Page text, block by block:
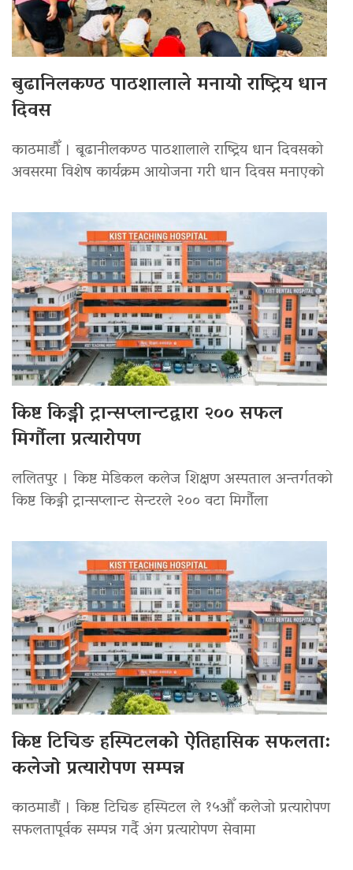
बुढानिलकण्ठ पाठशालाले मनायो राष्ट्रिय धान
दिवस
काठमाडौँ । बूढानीलकण्ठ पाठशालाले राष्ट्रिय धान दिवसको
अवसरमा विशेष कार्यक्रम आयोजना गरी धान दिवस मनाएको
किष्ट किड्नी ट्रान्सप्लान्टद्वारा २०० सफल
मिर्गौला प्रत्यारोपण
ललितपुर । किष्ट मेडिकल कलेज शिक्षण अस्पताल अन्तर्गतको
किष्ट किड्नी ट्रान्सप्लान्ट सेन्टरले २०० वटा मिर्गौला
किष्ट टिचिङ हस्पिटलको ऐतिहासिक सफलता:
कलेजो प्रत्यारोपण सम्पन्न
काठमाडौं । किष्ट टिचिङ हस्पिटल ले १५औँ कलेजो प्रत्यारोपण
सफलतापूर्वक सम्पन्न गर्दै अंग प्रत्यारोपण सेवामा